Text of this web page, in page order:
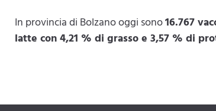
In provincia di Bolzano oggi sono16.767
latte con 4,21 % di grasso e 3,57 % di